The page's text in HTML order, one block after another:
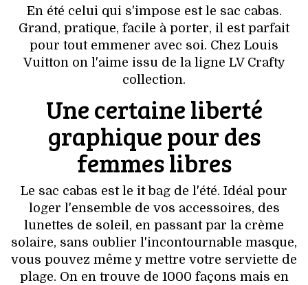
HISTOIRE DES MARQUES
DÉCO
VOYAGES & LOISIRS
En été celui qui s'impose est le sac cabas.
Grand, pratique, facile à porter, il est parfait
pour tout emmener avec soi. Chez Louis
Vuitton on l'aime issu de la ligne LV Crafty
collection.
Une certaine liberté
graphique pour des
femmes libres
Le sac cabas est le it bag de l'été. Idéal pour
loger l'ensemble de vos accessoires, des
lunettes de soleil, en passant par la crème
solaire, sans oublier l'incontournable masque,
vous pouvez même y mettre votre serviette de
plage. On en trouve de 1000 façons mais en